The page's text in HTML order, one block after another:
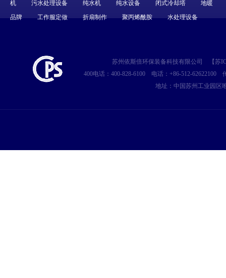
机 污水处理设备 纯水机 纯水设备 闭式冷却塔
地暖
品牌
工作服定做 折扇制作 聚丙烯酰胺 水处理设备
苏州依斯倍环保装备科技有限公司 【苏
400电话：400-828-6100
电话：+86-512-62622100
地址：中国苏州工业园区